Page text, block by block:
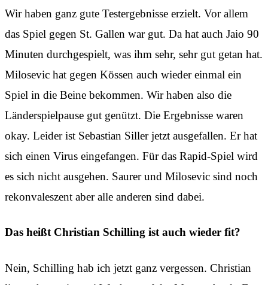
Wir haben ganz gute Testergebnisse erzielt. Vor allem
das Spiel gegen St. Gallen war gut. Da hat auch Jaio 90
Minuten durchgespielt, was ihm sehr, sehr gut getan hat.
Milosevic hat gegen Kössen auch wieder einmal ein
Spiel in die Beine bekommen. Wir haben also die
Länderspielpause gut genützt. Die Ergebnisse waren
okay. Leider ist Sebastian Siller jetzt ausgefallen. Er hat
sich einen Virus eingefangen. Für das Rapid-Spiel wird
es sich nicht ausgehen. Saurer und Milosevic sind noch
rekonvaleszent aber alle anderen sind dabei.
Das heißt Christian Schilling ist auch wieder fit?
Nein, Schilling hab ich jetzt ganz vergessen. Christian